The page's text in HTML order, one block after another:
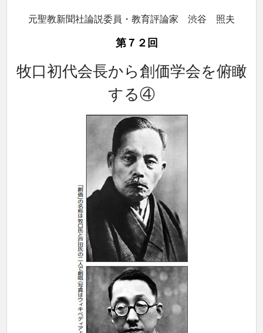
元聖教新聞社論説委員・教育評論家 渋谷 照夫
第７２回
牧口初代会長から創価学会を俯瞰
する④